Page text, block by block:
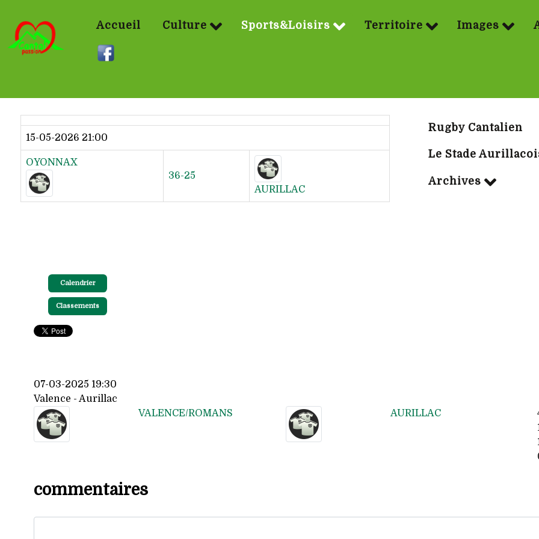
Accueil Culture Sports&Loisirs Territoire Images
15-05-2026 21:00
OYONNAX
36-25
AURILLAC
Rugby Cantalien
Le Stade
Archives
Calendrier
Classements
07-03-2025 19:30
Valence - Aurillac
VALENCE/ROMANS
AURILLAC
1
commentaires